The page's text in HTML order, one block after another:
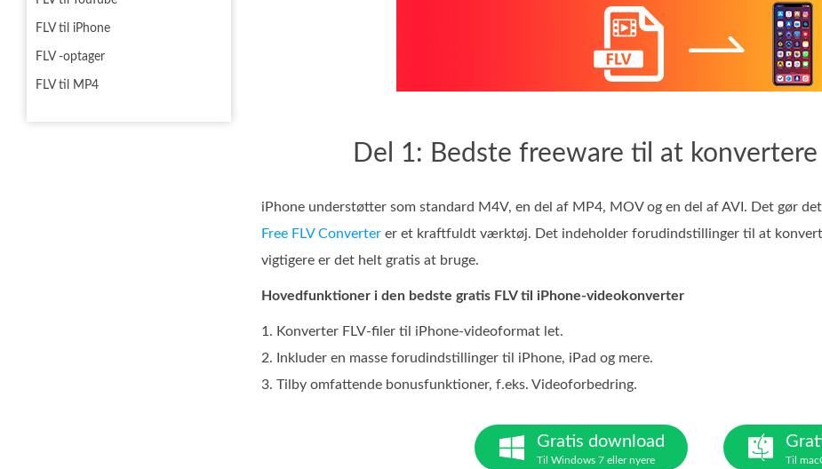
FLV til iPhone
FLV -optager
FLV til MP4
Del 1: Bedste freeware til at
iPhone understøtter som standard M4V, en del af MP4, MOV og en del af AVI. Det gør
Free FLV Converter er et kraftfuldt værktøj. Det indeholder forudindstillinger til at
vigtigere er det helt gratis at bruge.
Hovedfunktioner i den bedste gratis FLV til iPhone-videokonverter
1. Konverter FLV-filer til iPhone-videoformat let.
2. Inkluder en masse forudindstillinger til iPhone, iPad og mere.
3. Tilby omfattende bonusfunktioner, f.eks. Videoforbedring.
Gratis download
Til Windows 7 eller nyere Til